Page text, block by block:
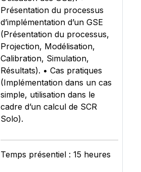
Présentation du processus
d’implémentation d’un GSE
(Présentation du processus,
Projection, Modélisation,
Calibration, Simulation,
Résultats). • Cas pratiques
(Implémentation dans un cas
simple, utilisation dans le
cadre d’un calcul de SCR
Solo).
Temps présentiel : 15 heures